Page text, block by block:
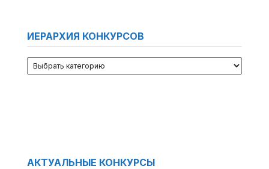
ИЕРАРХИЯ КОНКУРСОВ
АКТУАЛЬНЫЕ КОНКУРСЫ